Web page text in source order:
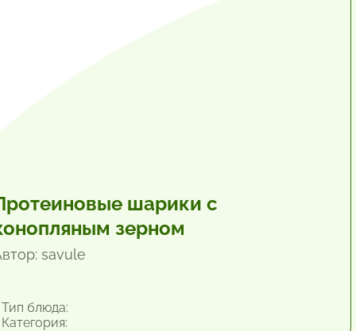
шарики с
зерном
savule
блюда: